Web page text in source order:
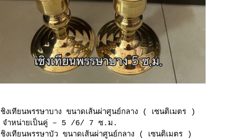
ชิงเทียนพรรษาบาง ขนาดเส้นผ่าศูนย์กลาง ( เซนติเมตร )
ำหน่ายเป็นคู่ – 5 /6/ 7 ซ.ม.
ชิงเทียนพรรษาบัว ขนาดเส้นผ่าศูนย์กลาง ( เซนติเมตร )